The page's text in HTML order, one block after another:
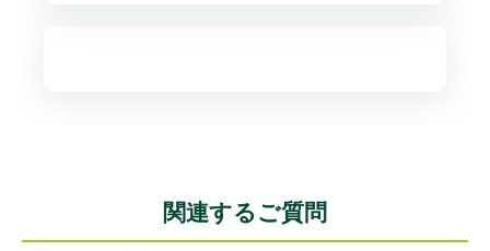
関連するご質問